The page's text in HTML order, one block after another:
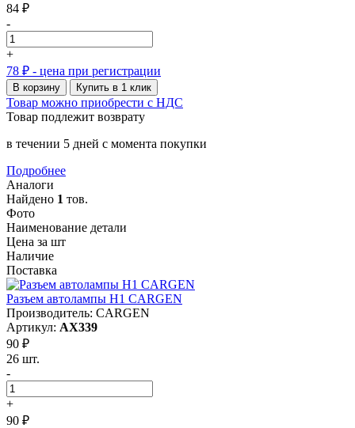
84 ₽
-
+
78 ₽ - цена при регистрации
В корзину Купить в 1 клик
Товар можно приобрести с НДС
Товар подлежит возврату
в течении 5 дней с момента покупки
Подробнее
Аналоги
Найдено 1 тов.
Фото
Наименование детали
Цена за шт
Наличие
Поставка
Разъем автолампы Н1 CARGEN
Производитель: CARGEN
Артикул: AX339
90 ₽
26 шт.
-
+
90 ₽